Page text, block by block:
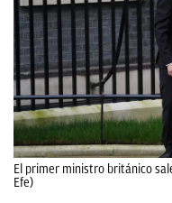
El primer ministro británico
Efe)